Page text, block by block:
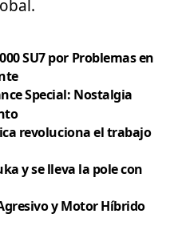
SU7 por Problemas en
Special: Nostalgia
revoluciona el trabajo
y se lleva la pole con
y Motor Híbrido